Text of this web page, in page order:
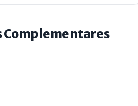
Complementares